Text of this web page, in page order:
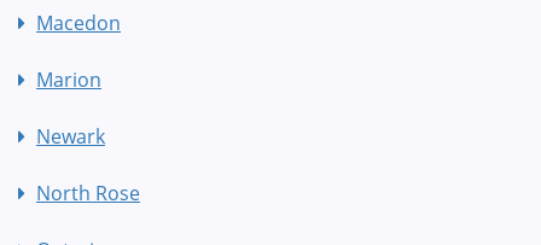
Macedon
Marion
Newark
North Rose